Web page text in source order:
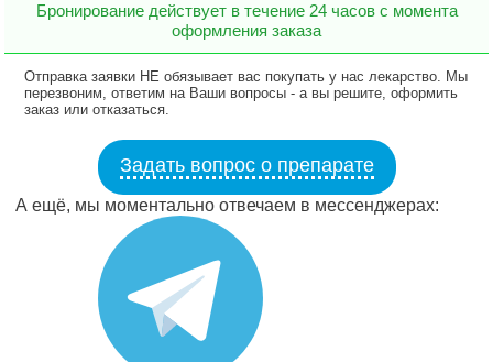
Бронирование действует в течение 24 часов с момента
оформления заказа
Отправка заявки НЕ обязывает вас покупать у нас лекарство. Мы
перезвоним, ответим на Ваши вопросы - а вы решите, оформить
заказ или отказаться.
Задать вопрос о препарате
А ещё, мы моментально отвечаем в мессенджерах: